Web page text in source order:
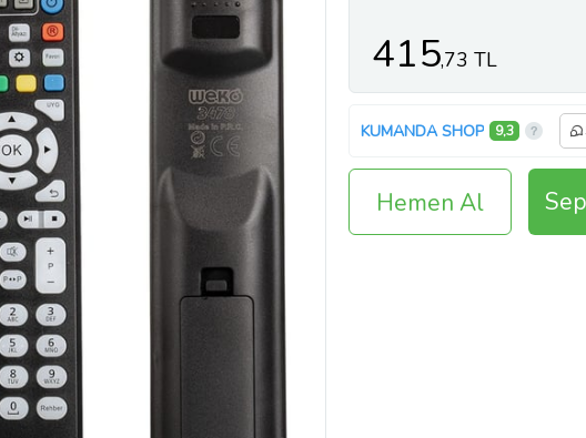
415,73 TL
KUMANDA SHOP 9,3
Hemen Al